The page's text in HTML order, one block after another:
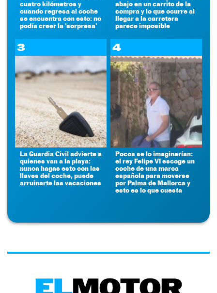
cuatro kilómetros y
cuando regresa al coche
se encuentra con esto: no
podía creer la 'sorpresa'
abajo en un carrito de la
compra y lo que ocurre al
llegar a la carretera
parece imposible
3
La Guardia Civil advierte a
quienes van a la playa:
nunca hagas esto con las
llaves del coche, puede
arruinarte las vacaciones
4
Pocos se lo imaginarían:
el rey Felipe VI escoge un
coche de una marca
española para moverse
por Palma de Mallorca y
esto es lo que cuesta